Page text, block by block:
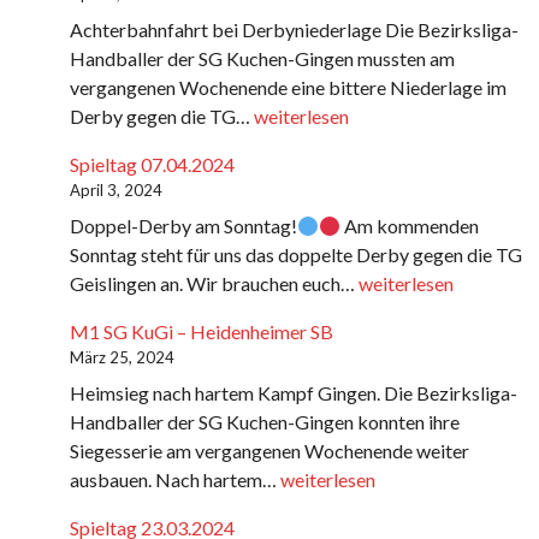
Achterbahnfahrt bei Derbyniederlage Die Bezirksliga-
Handballer der SG Kuchen-Gingen mussten am
vergangenen Wochenende eine bittere Niederlage im
Derby gegen die TG… M1
SG
KuGi
weiterlesen
Spieltag 07.04.2024
April 3, 2024
Doppel-Derby am Sonntag!
Am kommenden
Sonntag steht für uns das doppelte Derby gegen die TG
Geislingen an. Wir brauchen euch… Spieltag
weiterlesen
M1 SG KuGi – Heidenheimer SB
März 25, 2024
Heimsieg nach hartem Kampf Gingen. Die Bezirksliga-
Handballer der SG Kuchen-Gingen konnten ihre
Siegesserie am vergangenen Wochenende weiter
ausbauen. Nach hartem… M1
weiterlesen
Spieltag 23.03.2024